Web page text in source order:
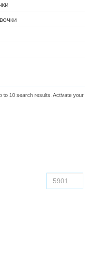
to 10 search results. Activate your